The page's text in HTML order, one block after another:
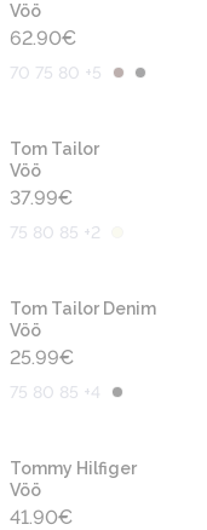
Vöö
62.90€
70 75 80 +5
Tom Tailor
Vöö
37.99€
75 80 85 +2
Tom Tailor Denim
Vöö
25.99€
75 80 85 +4
Tommy Hilfiger
Vöö
41.90€